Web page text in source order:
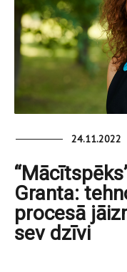
24.11.2022
Granta:
procesā
sev dzīvi